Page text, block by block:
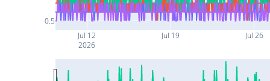
Jul 12
2026
Jul 19 Jul 26
0.5